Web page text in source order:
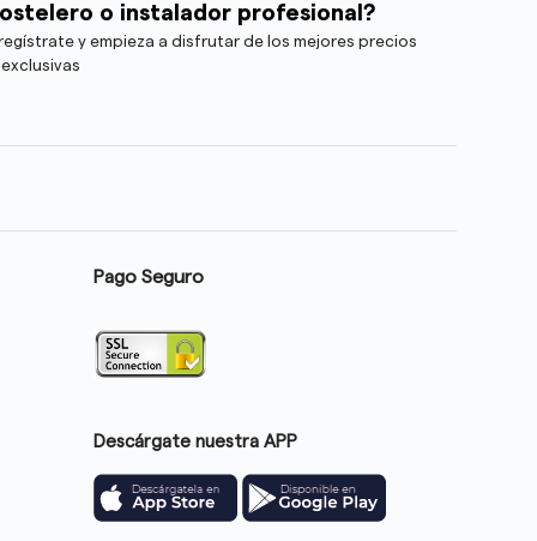
o instalador profesional?
y empieza a disfrutar de los mejores precios
Pago Seguro
Descárgate nuestra APP